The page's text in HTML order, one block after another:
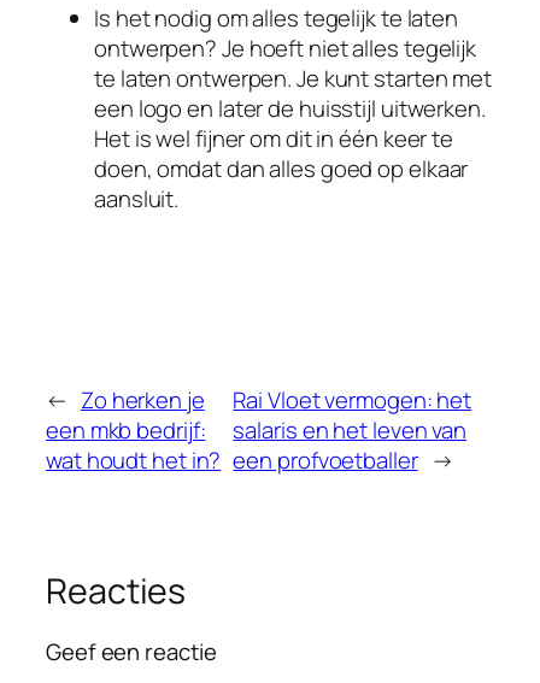
Is het nodig om alles tegelijk te laten
ontwerpen? Je hoeft niet alles tegelijk
te laten ontwerpen. Je kunt starten met
een logo en later de huisstijl uitwerken.
Het is wel fijner om dit in één keer te
doen, omdat dan alles goed op elkaar
aansluit.
← Zo herken je
een mkb bedrijf:
wat houdt het in?
Rai Vloet vermogen: het
salaris en het leven van
een profvoetballer →
Reacties
Geef een reactie